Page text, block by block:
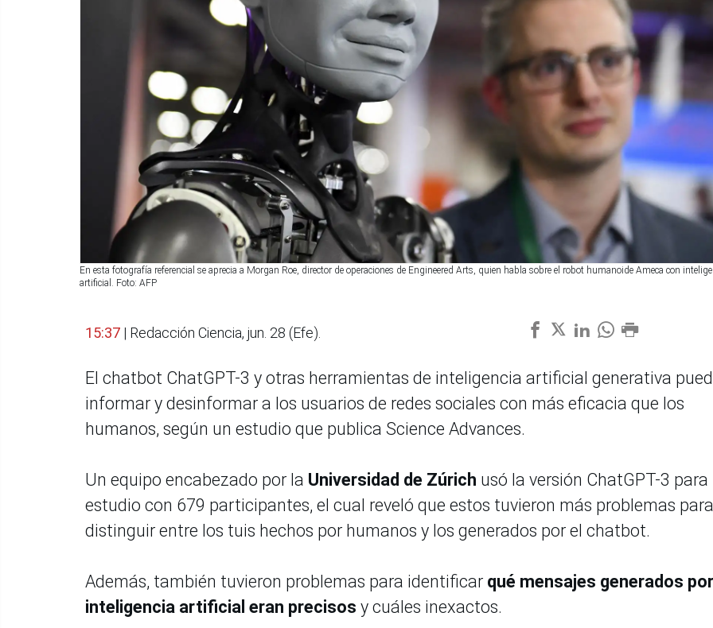
En esta fotografía referencial se aprecia a Morgan Roe, director de operaciones de Engineered Arts, quien habla sobre el robot humanoide Ameca con
artificial. Foto: AFP
15:37 | Redacción Ciencia, jun. 28 (Efe).
El chatbot ChatGPT-3 y otras herramientas de inteligencia artificial generativa
informar y desinformar a los usuarios de redes sociales con más eficacia que los
humanos, según un estudio que publica Science Advances.
Un equipo encabezado por la Universidad de Zúrich usó la versión ChatGPT-3 para
estudio con 679 participantes, el cual reveló que estos tuvieron más problemas para
distinguir entre los tuis hechos por humanos y los generados por el chatbot.
Además, también tuvieron problemas para identificar qué mensajes generados
inteligencia artificial eran precisos y cuáles inexactos.